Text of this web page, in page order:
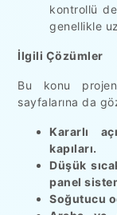
kontrollü
genellikle
İlgili Çözümler
Bu konu
sayfalarına da
Kararlı
kapıları.
Düşük
panel
Soğutucu